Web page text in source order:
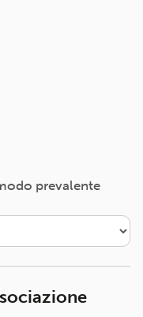
prevalente